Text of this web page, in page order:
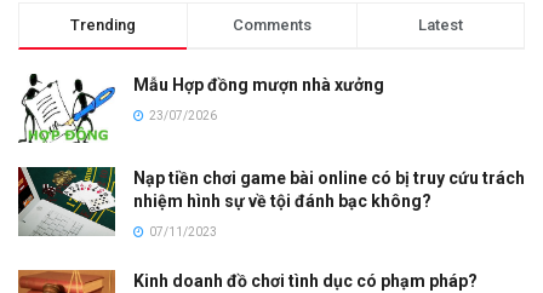
Trending Comments Latest
Mẫu Hợp đồng mượn nhà xưởng
23/07/2026
Nạp tiền chơi game bài online có bị truy cứu trách
nhiệm hình sự về tội đánh bạc không?
07/11/2023
Kinh doanh đồ chơi tình dục có phạm pháp?